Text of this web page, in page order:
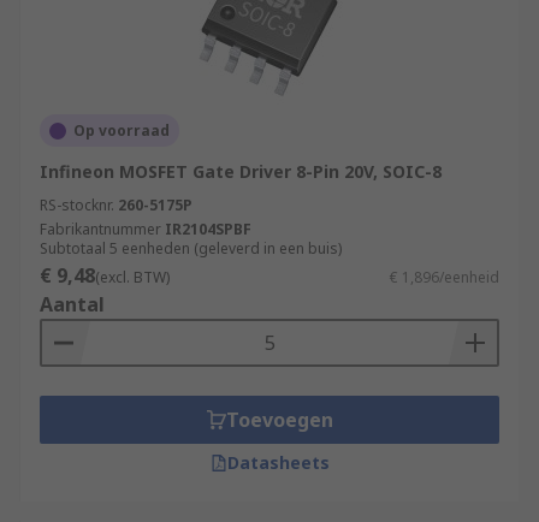
Op voorraad
Infineon MOSFET Gate Driver 8-Pin 20V, SOIC-8
RS-stocknr. 260-5175P
Fabrikantnummer IR2104SPBF
Subtotaal 5 eenheden (geleverd in een buis)
€ 9,48(excl. BTW) € 1,896/eenheid
Aantal
Toevoegen
Datasheets